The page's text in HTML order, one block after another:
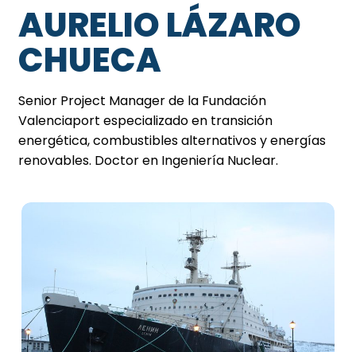
AURELIO LÁZARO
CHUECA
Senior Project Manager de la Fundación
Valenciaport especializado en transición
energética, combustibles alternativos y energías
renovables. Doctor en Ingeniería Nuclear.